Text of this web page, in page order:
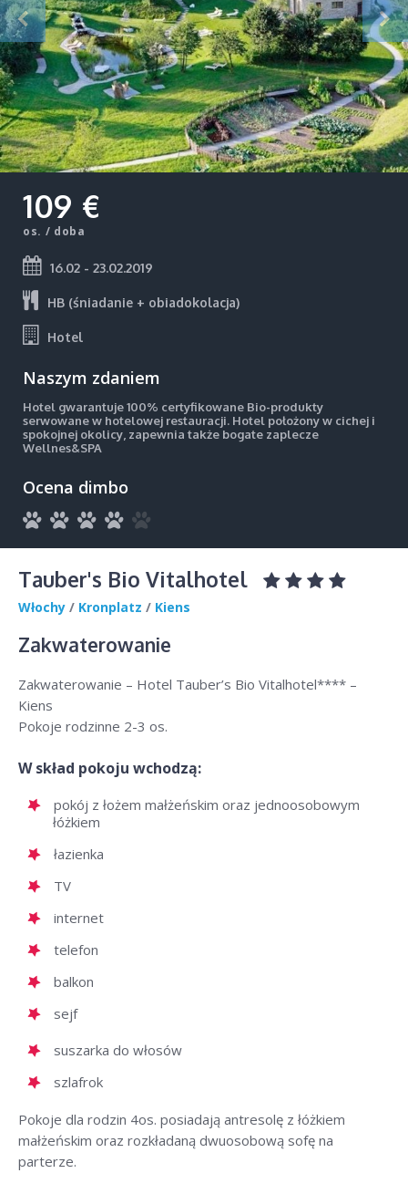
109 €
os. / doba
16.02 - 23.02.2019
HB (śniadanie + obiadokolacja)
Hotel
Naszym zdaniem
Hotel gwarantuje 100% certyfikowane Bio-produkty
serwowane w hotelowej restauracji. Hotel położony w cichej i
spokojnej okolicy, zapewnia także bogate zaplecze
Wellnes&SPA
Ocena dimbo
Tauber's Bio Vitalhotel
Włochy / Kronplatz / Kiens
Zakwaterowanie
Zakwaterowanie – Hotel Tauber’s Bio Vitalhotel**** –
Kiens
Pokoje rodzinne 2-3 os.
W skład pokoju wchodzą:
pokój z łożem małżeńskim oraz jednoosobowym
łóżkiem
łazienka
TV
internet
telefon
balkon
sejf
suszarka do włosów
szlafrok
Pokoje dla rodzin 4os. posiadają antresolę z łóżkiem
małżeńskim oraz rozkładaną dwuosobową sofę na
parterze.